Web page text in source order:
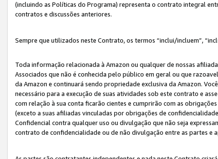
(incluindo as Políticas do Programa) representa o contrato integral
contratos e discussões anteriores.
Sempre que utilizados neste Contrato, os termos “inclui/incluem”,
Toda informação relacionada à Amazon ou qualquer de nossas
Associados que não é conhecida pelo público em geral ou que
da Amazon e continuará sendo propriedade exclusiva da Amazon.
necessário para a execução de suas atividades sob este contrato e
com relação à sua conta ficarão cientes e cumprirão com as
(exceto a suas afiliadas vinculadas por obrigações de
Confidencial contra qualquer uso ou divulgação que não seja
contrato de confidencialidade ou de não divulgação entre as partes e